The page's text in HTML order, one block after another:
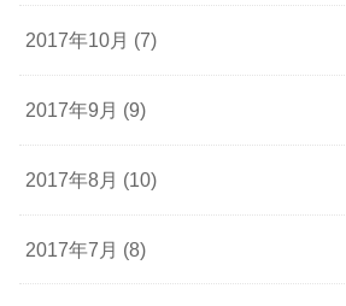
2017年10月 (7)
2017年9月 (9)
2017年8月 (10)
2017年7月 (8)